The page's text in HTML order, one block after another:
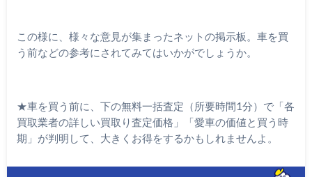
この様に、様々な意見が集まったネットの掲示板。車を買
う前などの参考にされてみてはいかがでしょうか。
★車を買う前に、下の無料一括査定（所要時間1分）で「各
買取業者の詳しい買取り査定価格」「愛車の価値と買う時
期」が判明して、大きくお得をするかもしれませんよ。